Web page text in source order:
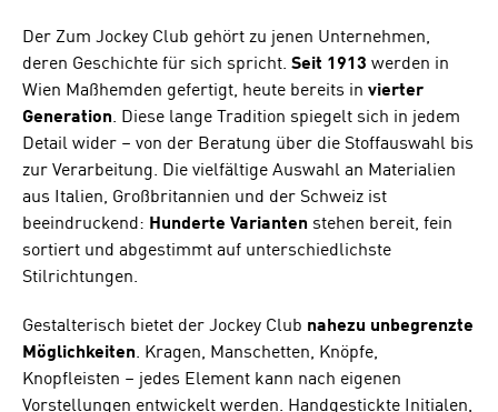
Der Zum Jockey Club gehört zu jenen Unternehmen,
deren Geschichte für sich spricht. Seit 1913 werden in
Wien Maßhemden gefertigt, heute bereits in vierter
Generation. Diese lange Tradition spiegelt sich in jedem
Detail wider – von der Beratung über die Stoffauswahl bis
zur Verarbeitung. Die vielfältige Auswahl an Materialien
aus Italien, Großbritannien und der Schweiz ist
beeindruckend: Hunderte Varianten stehen bereit, fein
sortiert und abgestimmt auf unterschiedlichste
Stilrichtungen.
Gestalterisch bietet der Jockey Club nahezu unbegrenzte
Möglichkeiten. Kragen, Manschetten, Knöpfe,
Knopfleisten – jedes Element kann nach eigenen
Vorstellungen entwickelt werden. Handgestickte Initialen,